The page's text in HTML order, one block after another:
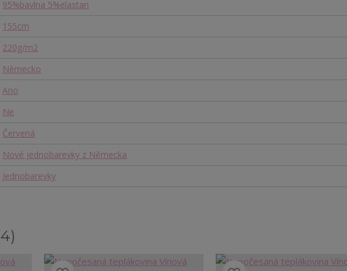
95%bavlna 5%elastan
155cm
220g/m2
Německo
Ano
Ne
Červená
Nové jednobarevky z Německa
Jednobarevky
4